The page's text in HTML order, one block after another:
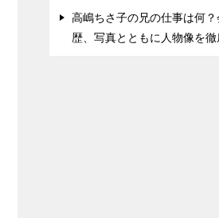
高嶋ちさ子の兄の仕事は何
歴、写真とともに人物像を